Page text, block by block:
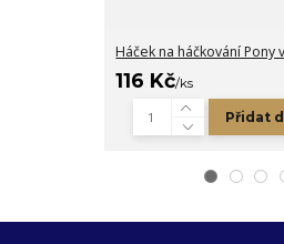
Háček na háčkování Pony
116 Kč/ks
Přidat